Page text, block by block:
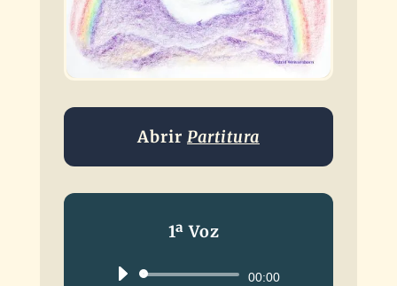
Abrir Partitura
1ª Voz
Reproductor00:00